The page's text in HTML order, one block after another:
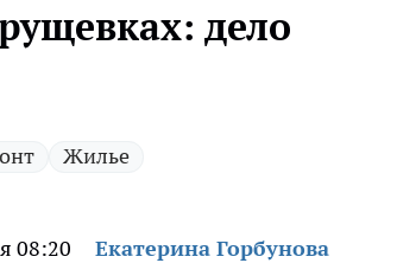
дело
Жилье
08:20 Екатерина Горбунова